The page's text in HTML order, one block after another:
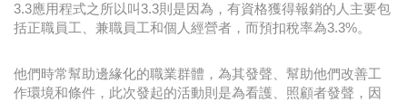
3.3應用程式之所以叫3.3則是因為，有資格獲得報銷的人主要包
括正職員工、兼職員工和個人經營者，而預扣稅率為3.3%。
他們時常幫助邊緣化的職業群體，為其發聲、幫助他們改善工
作環境和條件，此次發起的活動則是為看護、照顧者發聲，因